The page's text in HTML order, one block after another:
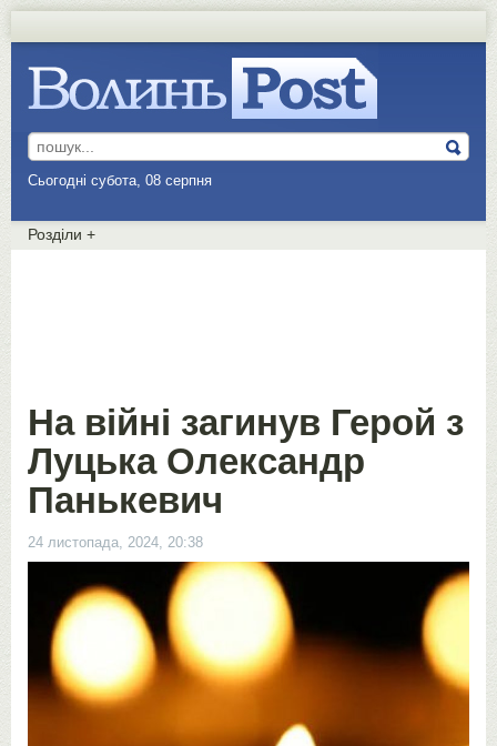
Сьогодні субота, 08 серпня
Розділи +
На війні загинув Герой з
Луцька Олександр
Панькевич
24 листопада, 2024, 20:38